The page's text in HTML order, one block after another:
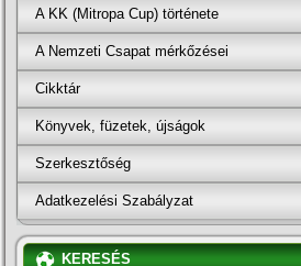
A KK (Mitropa Cup) története
A Nemzeti Csapat mérkőzései
Cikktár
Könyvek, füzetek, újságok
Szerkesztőség
Adatkezelési Szabályzat
KERESÉS